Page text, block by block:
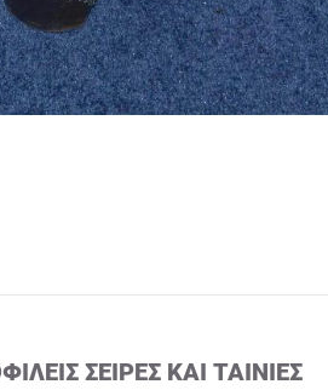
ΣΕΙΡΈΣ ΚΑΙ ΤΑΙΝΊΕΣ